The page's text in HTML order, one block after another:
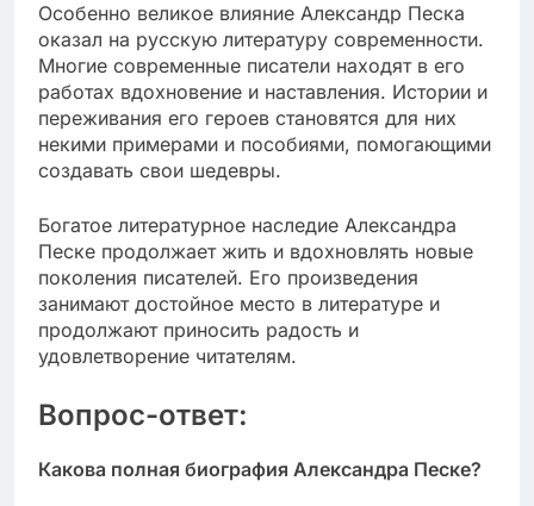
Особенно великое влияние Александр Песка
оказал на русскую литературу современности.
Многие современные писатели находят в его
работах вдохновение и наставления. Истории и
переживания его героев становятся для них
некими примерами и пособиями, помогающими
создавать свои шедевры.
Богатое литературное наследие Александра
Песке продолжает жить и вдохновлять новые
поколения писателей. Его произведения
занимают достойное место в литературе и
продолжают приносить радость и
удовлетворение читателям.
Вопрос-ответ:
Какова полная биография Александра Песке?